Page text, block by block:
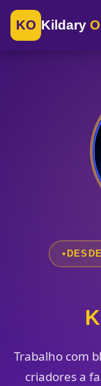
KO Kildary
Trabalho com
criadores a